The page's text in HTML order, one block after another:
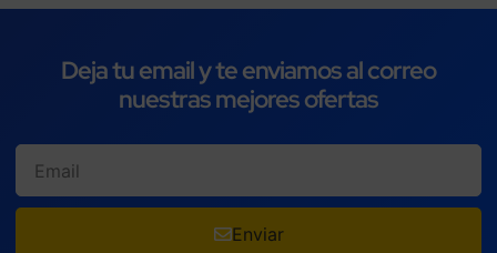
Deja tu email y te enviamos al correo
nuestras mejores ofertas
Enviar